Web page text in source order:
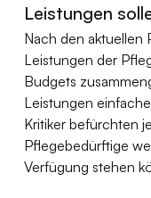
Leistungen
Nach den aktuellen
Leistungen der
Budgets
Leistungen
Kritiker befürchten
Pflegebedürftige
Verfügung stehen